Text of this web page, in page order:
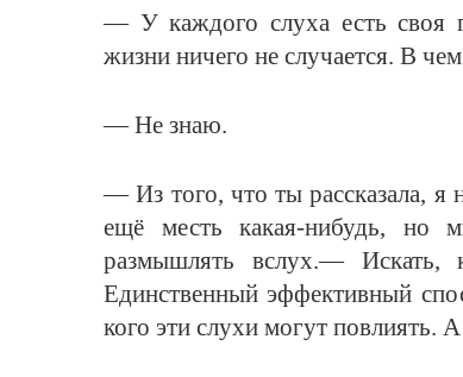
— У каждого слуха есть своя
жизни ничего не случается. В
— Не знаю.
— Из того, что ты рассказала,
ещё месть какая-нибудь, но
размышлять вслух.— Искать,
Единственный эффективный
кого эти слухи могут повлиять.